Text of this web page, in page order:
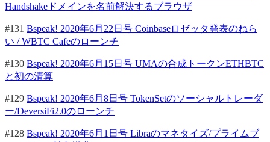
Handshakeドメインを名前解決するブラウザ
#131 Bspeak! 2020年6月22日号 Coinbaseロゼッタ発表のねら
い / WBTC Cafeのローンチ
#130 Bspeak! 2020年6月15日号 UMAの合成トークンETHBTC
と初の清算
#129 Bspeak! 2020年6月8日号 TokenSetのソーシャルトレーダ
ー/DeversiFi2.0のローンチ
#128 Bspeak! 2020年6月1日号 Libraのマネタイズ/プライムブ